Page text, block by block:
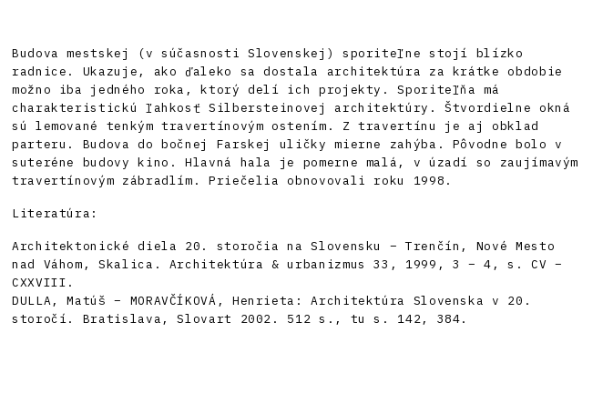
Budova mestskej (v súčasnosti Slovenskej) sporiteľne stojí blízko
radnice. Ukazuje, ako ďaleko sa dostala architektúra za krátke obdobie
možno iba jedného roka, ktorý delí ich projekty. Sporiteľňa má
charakteristickú ľahkosť Silbersteinovej architektúry. Štvordielne okná
sú lemované tenkým travertínovým ostením. Z travertínu je aj obklad
parteru. Budova do bočnej Farskej uličky mierne zahýba. Pôvodne bolo v
suteréne budovy kino. Hlavná hala je pomerne malá, v úzadí so zaujímavým
travertínovým zábradlím. Priečelia obnovovali roku 1998.
Literatúra:
Architektonické diela 20. storočia na Slovensku – Trenčín, Nové Mesto
nad Váhom, Skalica. Architektúra & urbanizmus 33, 1999, 3 – 4, s. CV –
CXXVIII.
DULLA, Matúš – MORAVČÍKOVÁ, Henrieta: Architektúra Slovenska v 20.
storočí. Bratislava, Slovart 2002. 512 s., tu s. 142, 384.